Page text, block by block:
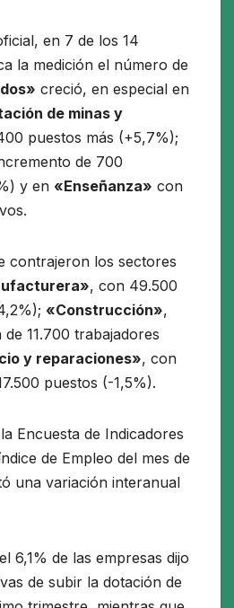
en 7 de los 14
la medición el número de
creció, en especial en
de minas y
puestos más (+5,7%);
de 700
y en «Enseñanza» con
contrajeron los sectores
, con 49.500
«Construcción»,
11.700 trabajadores
y reparaciones», con
puestos (-1,5%).
Encuesta de Indicadores
de Empleo del mes de
una variación interanual
6,1% de las empresas dijo
de subir la dotación de